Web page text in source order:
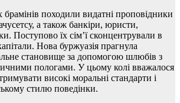
брамінів походили видатні проповідники
а також банкіри, юристи,
Поступово їх сім’ї сконцентрували в
Нова буржуазія прагнула
становище за допомогою шлюбів з
пологами. У цьому колі вважалося
високі моральні стандарти і
стилю поведінки.